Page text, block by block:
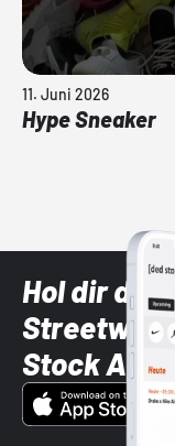
11. Juni 2026
Hype Sneaker
Hol dir die
Stock App